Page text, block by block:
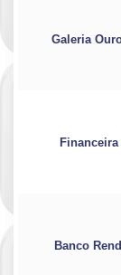
Galeria
Financeira
Banco